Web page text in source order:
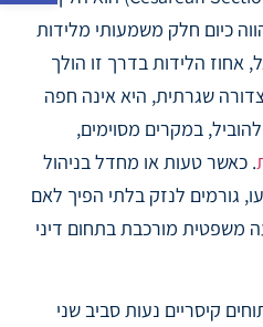
כיום חלק משמעותי מלידות
אחוז הלידות בדרך זו הולך
שגרתית, היא אינה חפה
במקרים מסוימים,
. כאשר טעות או מחדל בניהול
גורמים לנזק בלתי הפיך לאם
משפטית מורכבת בתחום דיני
קיסריים נעות סביב שני